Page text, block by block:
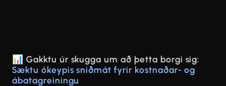
📊 Gakktu úr skugga um að þetta borgi sig:
Sæktu ókeypis sniðmát fyrir kostnaðar- og
ábatagreiningu